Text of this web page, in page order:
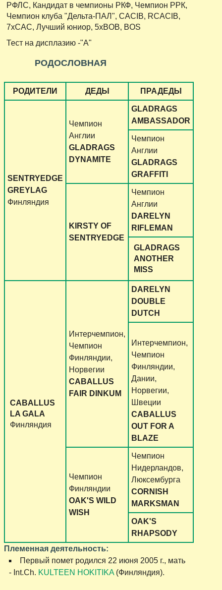
РФЛС, Кандидат в чемпионы РКФ, Чемпион РРК,
Чемпион клуба "Дельта-ПАЛ", CACIB, RCACIB,
7xСАС, Лучший юниор, 5xBOB, BOS
Тест на дисплазию -"А"
РОДОСЛОВНАЯ
РОДИТЕЛИ ДЕДЫ ПРАДЕДЫ
SENTRYEDGE
GREYLAG
Финляндия
Чемпион
Англии
GLADRAGS
DYNAMITE
GLADRAGS
AMBASSADOR
Чемпион
Англии
GLADRAGS
GRAFFITI
KIRSTY OF
SENTRYEDGE
Чемпион
Англии
DARELYN
RIFLEMAN
GLADRAGS
ANOTHER
MISS
CABALLUS
LA GALA
Финляндия
Интерчемпион,
Чемпион
Финляндии,
Норвегии
CABALLUS
FAIR DINKUM
DARELYN
DOUBLE
DUTCH
Интерчемпион,
Чемпион
Финляндии,
Дании,
Норвегии,
Швеции
CABALLUS
OUT FOR A
BLAZE
Чемпион
Финляндии
OAK'S WILD
WISH
Чемпион
Нидерландов,
Люксембурга
CORNISH
MARKSMAN
OAK'S
RHAPSODY
Племенная деятельность:
Первый помет родился 22 июня 2005 г., мать
- Int.Ch. KULTEEN HOKITIKA(Финляндия).